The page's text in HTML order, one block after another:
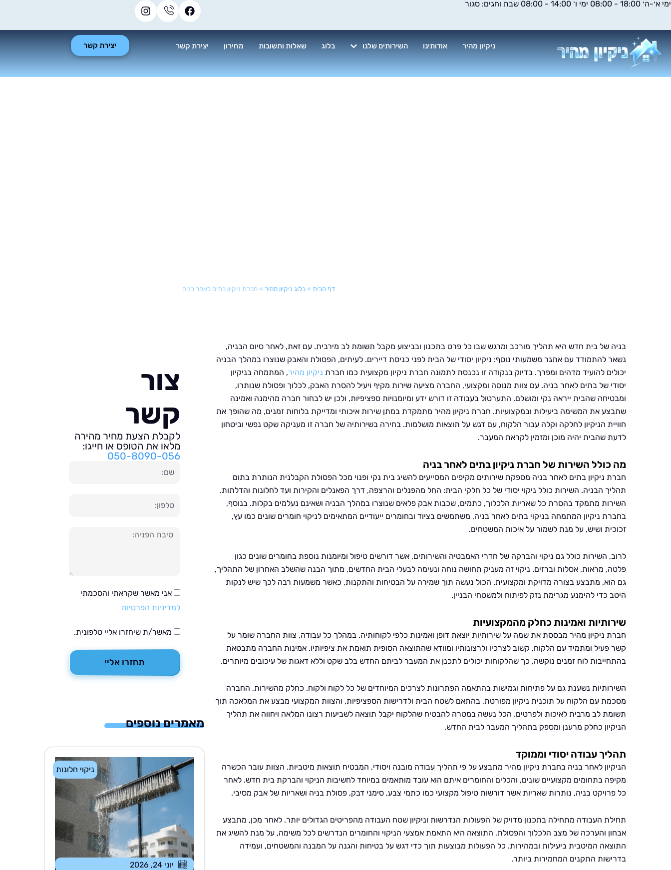
דילוג
ימי א׳-ה׳ 18:00 - 08:00 ימי ו׳ 14:00 - 08:00 שבת וחגים: סגור
ניקיון מהיר אודותינו השירותים שלנו בלוג שאלות ותשובות מחירון יצירת קשר יצירת קשר
דף הבית »בלוג ניקיון מהיר»חברת ניקיון בתים לאחר בניה
בניה של בית חדש היא תהליך מורכב ומרגש שבו כל פרט בתכנון ובביצוע מקבל תשומת לב מירבית. עם זאת, לאחר סיום הבניה,
נשאר להתמודד עם אתגר משמעותי נוסף: ניקיון יסודי של הבית לפני כניסת דיירים. לעיתים, הפסולת והאבק שנוצרו במהלך הבניה
יכולים להועיד מדהים ומפרך. בדיוק בנקודה זו נכנסת לתמונה חברת ניקיון מקצועית כמו חברת ניקיון מהיר, המתמחה בניקיון
יסודי של בתים לאחר בניה. עם צוות מנוסה ומקצועי, החברה מציעה שירות מקיף ויעיל להסרת האבק, לכלוך ופסולת שנותרו,
ומבטיחה שהבית ייראה נקי ומושלם. התערטול בעבודה זו דורש ידע ומיומנויות ספציפיות, ולכן יש לבחור חברה מהימנה ואמינה
שתבצע את המשימה ביעילות ובמקצועיות. חברת ניקיון מהיר מתמקדת במתן שירות איכותי ומדייקת בלוחות זמנים, מה שהופך את
חוויית הניקיון לחלקה וקלה עבור הלקוח, עם דגש על תוצאות מושלמות. בחירה בשירותיה של חברה זו מעניקה שקט נפשי וביטחון
לדעת שהבית יהיה מוכן ומזמין לקראת המעבר.
מה כולל השירות של חברת ניקיון בתים לאחר בניה
חברת ניקיון בתים לאחר בניה מספקת שירותים מקיפים המסייעים להשיג בית נקי ופנוי מכל הפסולת הקבלנית הנותרת בתום
תהליך הבניה. השירות כולל ניקוי יסודי של כל חלקי הבית: החל מהפנלים והרצפה, דרך הפאנלים והקירות ועד לחלונות והדלתות.
השירות מתמקד בהסרת כל שאריות הלכלוך, כתמים, שכבות אבק פלאים שנוצרו במהלך הבניה ושאינם נעלמים בקלות. בנוסף,
בחברת ניקיון המתמחה בניקוי בתים לאחר בניה, משתמשים בציוד ובחומרים ייעודיים המתאימים לניקוי חומרים שונים כמו עץ,
זכוכית ושיש, על מנת לשמור על איכות המשטחים.
לרוב, השירות כולל גם ניקוי והברקה של חדרי האמבטיה והשירותים, אשר דורשים טיפול ומיומנות נוספת בחומרים שונים כגון
פלטה, מראות, אסלות וברזים. ניקוי זה מעניק תחושה נוחה ונעימה לבעלי הבית החדשים, מתוך הבנה שהשלב האחרון של התהליך,
גם הוא, מתבצע בצורה מדויקת ומקצועית. הכול נעשה תוך שמירה על הבטיחות והתקנות, כאשר משמעות רבה לכך שיש לנקות
היטב כדי להימנע מגרימת נזק לפיתוח ולמשטחי הבניין.
שירותיות ואמינות כחלק מהמקצועיות
חברת ניקיון מהיר מבססת את שמה על שירותיות יוצאת דופן ואמינות כלפי לקוחותיה. במהלך כל עבודה, צוות החברה שומר על
קשר פעיל ומתמיד עם הלקוח, קשוב לצרכיו ולרצונותיו ומוודא שהתוצאה הסופית תואמת את ציפיותיו. אמינות החברה מתבטאת
בהתחייבות לוח זמנים נוקשה, כך שהלקוחות יכולים לתכנן את המעבר לביתם החדש בלב שקט וללא דאגות של עיכובים מיותרים.
השירותיות נשענת גם על פתיחות וגמישות בהתאמה הפתרונות לצרכים המיוחדים של כל לקוח ולקוח. כחלק מהשירות, החברה
מסכמת עם הלקוח על תוכנית ניקיון מפורטת, בהתאם לשטח הבית ולדרישות הספציפיות, והצוות המקצועי מבצע את המלאכה תוך
תשומת לב מרבית לאיכות ולפרטים. הכל נעשה במטרה להבטיח שהלקוח יקבל תוצאה לשביעות רצונו המלאה ויחווה את תהליך
הניקיון כחלק מרענן ומספק בתהליך המעבר לבית החדש.
תהליך עבודה יסודי וממוקד
הניקיון לאחר בניה בחברת ניקיון מהיר מתבצע על פי תהליך עבודה מובנה ויסודי, המבטיח תוצאות מיטביות. הצוות עובר הכשרה
מקיפה בתחומים מקצועיים שונים, והכלים והחומרים איתם הוא עובד מותאמים במיוחד לחשיבות הניקוי והברקת בית חדש. לאחר
כל פרויקט בניה, נותרות שאריות אשר דורשות טיפול מקצועי כמו כתמי צבע, סימני דבק, פסולת בניה ושאריות של אבק מסיבי.
תחילת העבודה מתחילה בתכנון מדויק של הפעולות הנדרשות וניקיון שטח העבודה מהפריטים הגדולים יותר. לאחר מכן, מתבצע
אבחון והערכה של מצב הלכלוך והפסולת, התוצאה היא התאמת אמצעי הניקוי והחומרים הנדרשים לכל משימה, על מנת להשיג את
התוצאה המיטבית ביעילות ובמהירות. כל הפעולות מבוצעות תוך כדי דגש על בטיחות והגנה על המבנה והמשטחים, ועמידה
בדרישות התקנים המחמירות ביותר.
צור
קשר
לקבלת הצעת מחיר מהירה
מלאו את הטופס או חייגו:
050-8090-056
טלפון
הודעה
אני מאשר שקראתי והסכמתי
למדיניות הפרטיות
מאשר/ת שיחזרו אליי טלפונית.
תחזרו אליי
מאמרים נוספים
ניקוי חלונות
יוני 24, 2026